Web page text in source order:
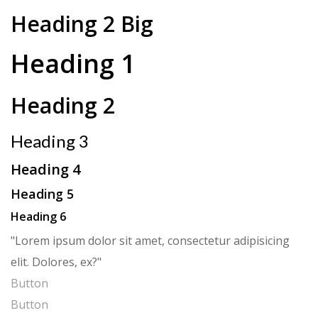
Heading 2 Big
Heading 1
Heading 2
Heading 3
Heading 4
Heading 5
Heading 6
Lorem ipsum dolor sit amet, consectetur adipisicing
elit. Dolores, ex?
Button
Button